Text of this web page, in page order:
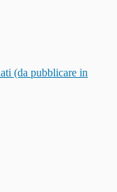
(da pubblicare in